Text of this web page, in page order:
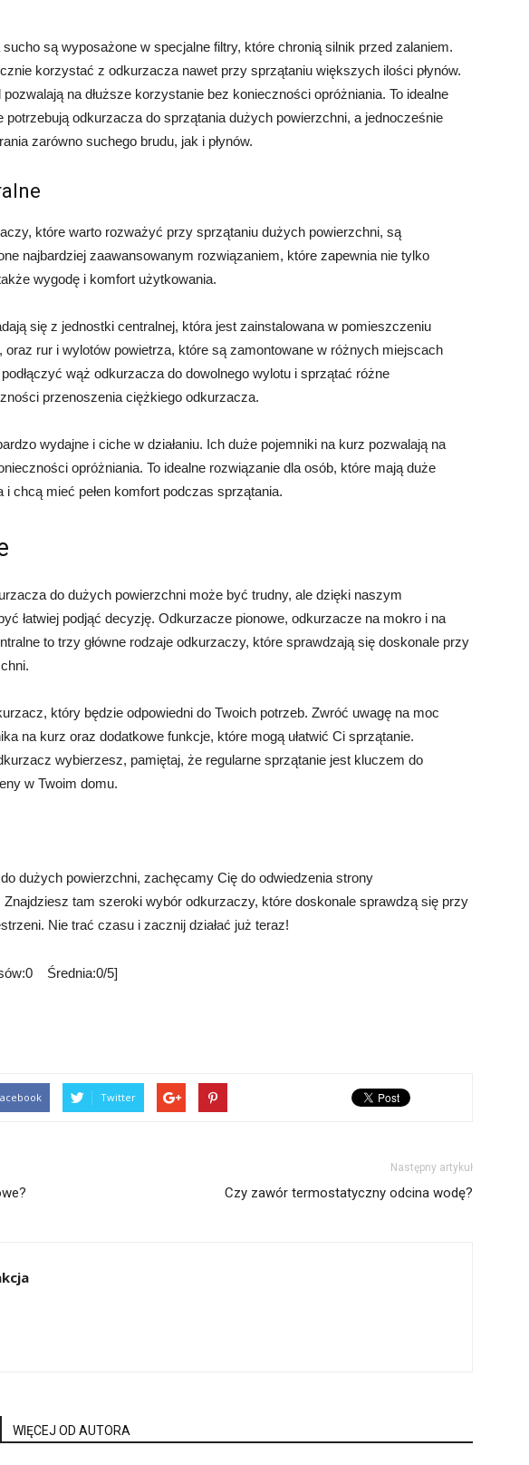
są wyposażone w specjalne filtry, które chronią silnik przed zalaniem.
korzystać z odkurzacza nawet przy sprzątaniu większych ilości płynów.
na dłuższe korzystanie bez konieczności opróżniania. To idealne
potrzebują odkurzacza do sprzątania dużych powierzchni, a jednocześnie
zarówno suchego brudu, jak i płynów.
które warto rozważyć przy sprzątaniu dużych powierzchni, są
najbardziej zaawansowanym rozwiązaniem, które zapewnia nie tylko
wygodę i komfort użytkowania.
się z jednostki centralnej, która jest zainstalowana w pomieszczeniu
oraz rur i wylotów powietrza, które są zamontowane w różnych miejscach
wąż odkurzacza do dowolnego wylotu i sprzątać różne
przenoszenia ciężkiego odkurzacza.
wydajne i ciche w działaniu. Ich duże pojemniki na kurz pozwalają na
opróżniania. To idealne rozwiązanie dla osób, które mają duże
i chcą mieć pełen komfort podczas sprzątania.
do dużych powierzchni może być trudny, ale dzięki naszym
łatwiej podjąć decyzję. Odkurzacze pionowe, odkurzacze na mokro i na
to trzy główne rodzaje odkurzaczy, które sprawdzają się doskonale przy
który będzie odpowiedni do Twoich potrzeb. Zwróć uwagę na moc
na kurz oraz dodatkowe funkcje, które mogą ułatwić Ci sprzątanie.
wybierzesz, pamiętaj, że regularne sprzątanie jest kluczem do
w Twoim domu.
dużych powierzchni, zachęcamy Cię do odwiedzenia strony
Znajdziesz tam szeroki wybór odkurzaczy, które doskonale sprawdzą się przy
Nie trać czasu i zacznij działać już teraz!
Średnia:0/5]
Twitter
Następny artykuł
Czy zawór termostatyczny odcina wodę?
WIĘCEJ OD AUTORA